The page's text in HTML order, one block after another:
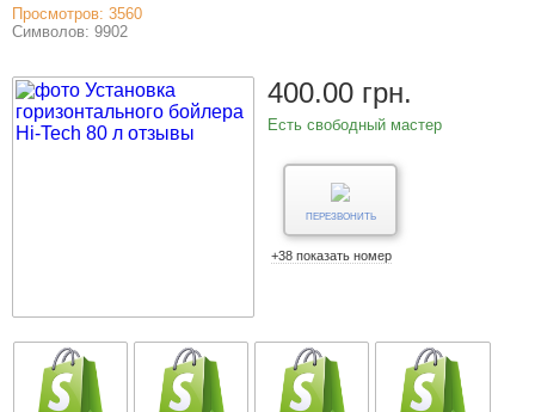
Просмотров: 3560
Символов: 9902
400.00 грн.
Есть свободный мастер
ПЕРЕЗВОНИТЬ
+38 показать номер